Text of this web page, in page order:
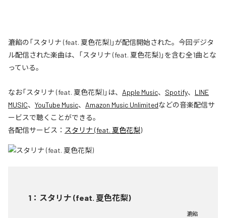
漉餡の「スタリナ (feat. 夏色花梨)」が配信開始された。今回デジタ
ル配信された楽曲は、「スタリナ (feat. 夏色花梨)」を含む全1曲とな
っている。
なお「スタリナ (feat. 夏色花梨)」は、 Apple Music、 Spotify、 LINE
MUSIC、 YouTube Music、 Amazon Music Unlimitedなどの音楽配信サ
ービスで聴くことができる。
各配信サービス： スタリナ (feat. 夏色花梨)
1 ： スタリナ (feat. 夏色花梨)
漉餡